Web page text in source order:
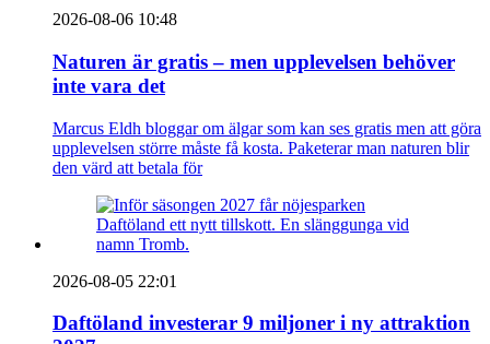
2026-08-06 10:48
Naturen är gratis – men upplevelsen behöver
inte vara det
Marcus Eldh bloggar om älgar som kan ses gratis men att göra
upplevelsen större måste få kosta. Paketerar man naturen blir
den värd att betala för
2026-08-05 22:01
Daftöland investerar 9 miljoner i ny attraktion